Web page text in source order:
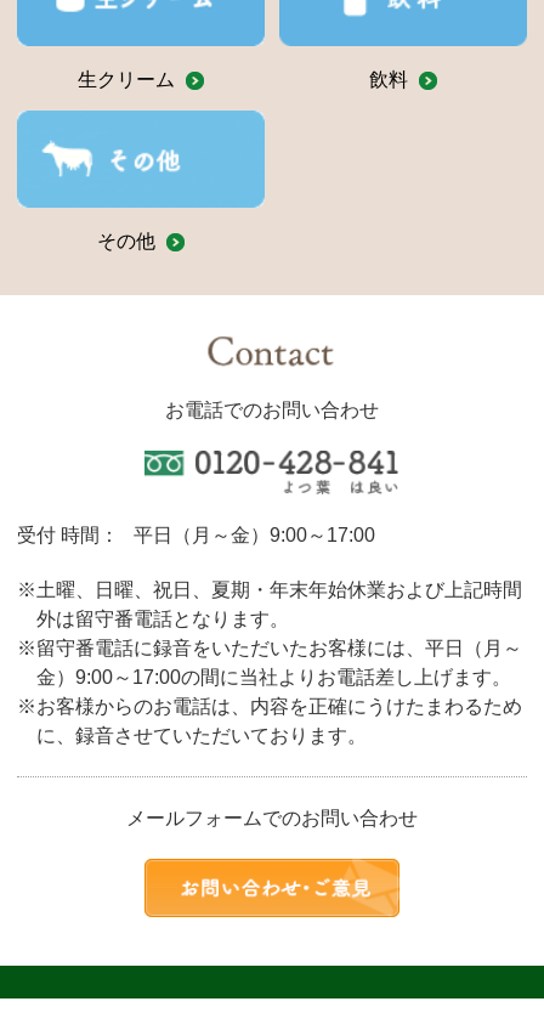
生クリーム 飲料
その他
お電話でのお問い合わせ
受付 時間： 平日（月～金）9:00～17:00
※土曜、日曜、祝日、夏期・年末年始休業および上記時間
外は留守番電話となります。
※留守番電話に録音をいただいたお客様には、平日（月～
金）9:00～17:00の間に当社よりお電話差し上げます。
※お客様からのお電話は、内容を正確にうけたまわるため
に、録音させていただいております。
メールフォームでのお問い合わせ